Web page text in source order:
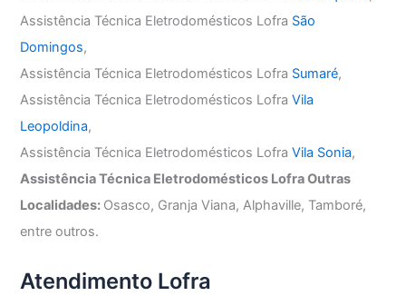
Assistência Técnica Eletrodomésticos Lofra São
Domingos,
Assistência Técnica Eletrodomésticos Lofra Sumaré,
Assistência Técnica Eletrodomésticos LofraVila
Leopoldina,
Assistência Técnica Eletrodomésticos LofraVila Sonia,
Assistência Técnica Eletrodomésticos Lofra Outras
Localidades: Osasco, Granja Viana, Alphaville, Tamboré,
entre outros.
Atendimento Lofra